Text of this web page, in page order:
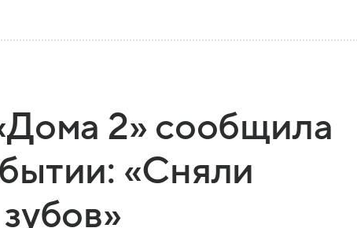
2» сообщила
«Сняли